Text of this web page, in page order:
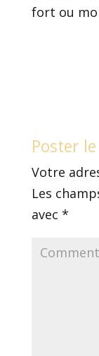
fort ou
Poster
Votre
Les
avec *